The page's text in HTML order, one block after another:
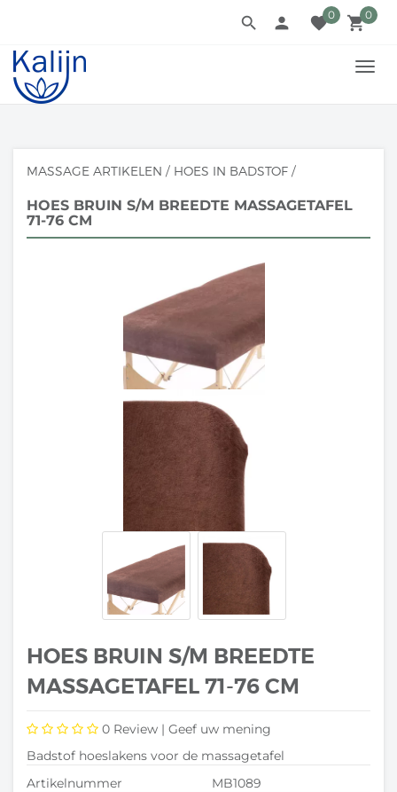
local_grocery_store0
favorite0
search person
MASSAGE ARTIKELEN / HOES IN BADSTOF /
HOES BRUIN S/M BREEDTE MASSAGETAFEL
71-76 CM
HOES BRUIN S/M BREEDTE
MASSAGETAFEL 71-76 CM
0 Review | Geef uw mening
Badstof hoeslakens voor de massagetafel
Artikelnummer
MB1089